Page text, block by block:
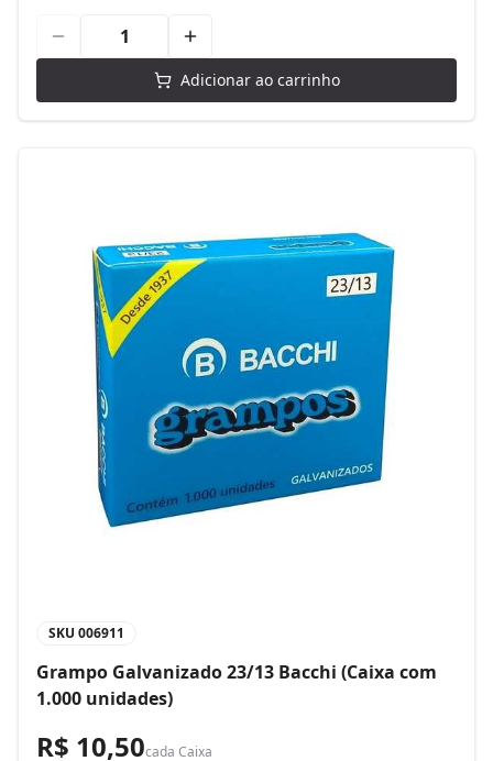
Adicionar ao carrinho
SKU 006911
Grampo Galvanizado 23/13 Bacchi (Caixa com
1.000 unidades)
R$ 10,50cada Caixa